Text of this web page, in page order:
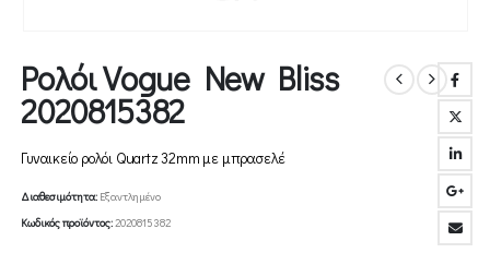
Ρολόι Vogue New Bliss
2020815382
Γυναικείο ρολόι Quartz 32mm με μπρασελέ
Διαθεσιμότητα: Εξαντλημένο
Κωδικός προϊόντος:2020815382